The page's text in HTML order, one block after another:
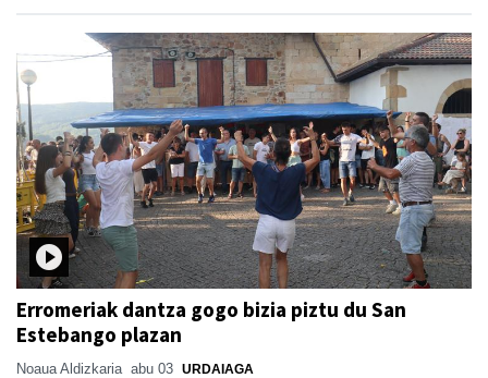
Erromeriak dantza gogo bizia piztu du San
Estebango plazan
Noaua Aldizkaria abu 03 URDAIAGA